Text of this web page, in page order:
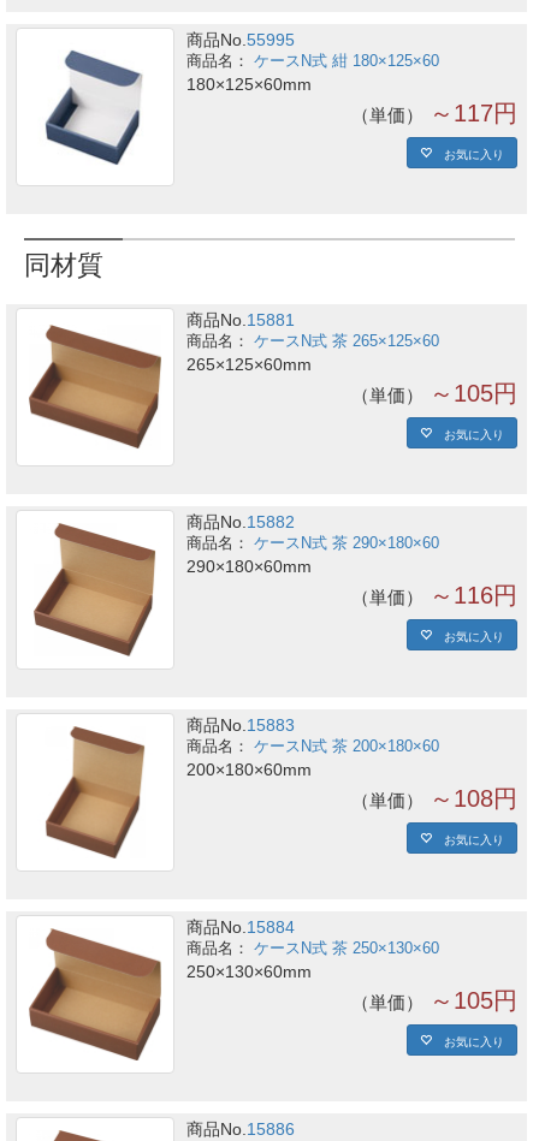
商品No.55995
ケースN式 紺 180×125×60
180×125×60mm
単価 ～117円
お気に入り
同材質
商品No. 15881
ケースN式 茶 265×125×60
265×125×60mm
単価 ～105円
お気に入り
商品No.15882
ケースN式 茶 290×180×60
290×180×60mm
単価 ～116円
お気に入り
商品No. 15883
ケースN式 茶 200×180×60
200×180×60mm
単価 ～108円
お気に入り
商品No. 15884
ケースN式 茶 250×130×60
250×130×60mm
単価 ～105円
お気に入り
商品No.15886